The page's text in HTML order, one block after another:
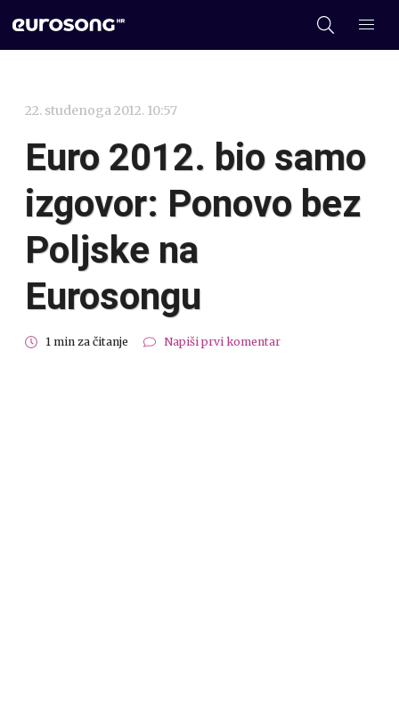
22. studenoga 2012. 10:57
Euro 2012. bio samo
izgovor: Ponovo bez
Poljske na
Eurosongu
1 min za čitanje Napiši prvi komentar